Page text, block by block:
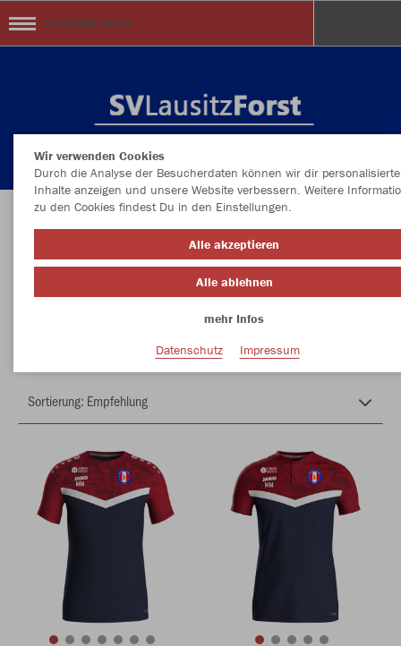
SV LAUSITZ FORST
Herzlich Willkommen im Teamshop SV LAUSITZ
FORST
Wir verwenden Cookies
Durch die Analyse der Besucherdaten können wir dir personalisierte
Inhalte anzeigen und unsere Website verbessern. Weitere
zu den Cookies findest Du in den Einstellungen.
Alle akzeptieren
Alle ablehnen
mehr Infos
Datenschutz
Impressum